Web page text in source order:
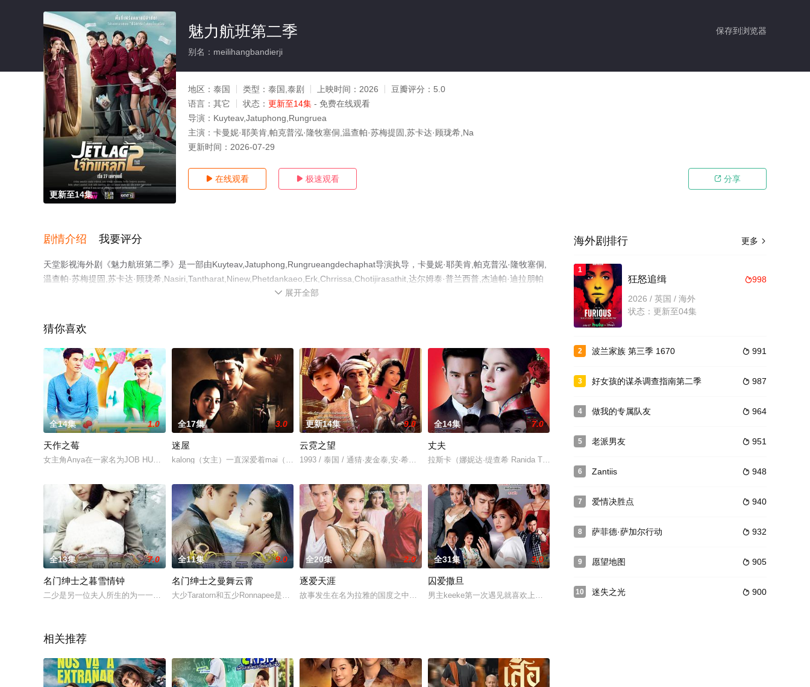
更新至14集
保存到浏览器
魅力航班第二季
别名：meilihangbandierji
地区： 泰国 类型： 泰国,泰剧 上映时间： 2026 豆瓣评分： 5.0
语言： 其它 状态： 更新至14集 - 免费在线观看
导演： Kuyteav,Jatuphong,Rungruea
主演： 卡曼妮·耶美肯,帕克普泓·隆牧塞侗,温查帕·苏梅提固,苏卡达·顾珑希,Na
更新时间： 2026-07-29
 在线观看  极速观看  分享
剧情介绍 我要评分
天堂影视海外剧《魅力航班第二季》是一部由Kuyteav,Jatuphong,Rungrueangdechaphat导演执导，卡曼妮·耶美肯,帕克普泓·隆牧塞侗,
温查帕·苏梅提固,苏卡达·顾珑希,Nasiri,Tantharat,Ninew,Phetdankaeo,Erk,Chrrissa,Chotijirasathit,达尔姆泰·普兰西普,杰迪帕·迪拉朋帕
等演员精彩演绎的泰国电视剧，手机免费观看高清未删减完整版电视剧全集就上天堂电影网，更多相关信息可移步至豆瓣电视剧、电视猫
 展开全部
猜你喜欢
全14集 1.0
天作之莓
女主角Anya在一家名为JOB HUNT的猎头公司工作，专门为各种工作寻找合适的人选，她们做的就是“人&事”配对
全17集 3.0
迷屋
kalong（女主）一直深爱着mai（new饰演），但是由于mai是一个孤儿在庙里长大，很穷，所以kalong的妈妈一直
更新14集 9.0
云霓之望
1993 / 泰国 / 通猜·麦金泰,安·希里亚姆·帕克迪杜姆朗格瑞特,Muay,Supaporn,Kumnuansilp,Jakrapun,K
全14集 7.0
丈夫
拉斯卡（娜妮达·缇查希 Ranida Techasit 饰）原本是衔着金汤匙出生的千金大小姐，然而，父亲的突然去世让
全13集 7.0
名门绅士之暮雪情钟
二少是另一位夫人所生的为一一位儿子．二少Pawornruj是外交部的公务员，前程似锦，因为是庶出所以不用跟皇家联姻。在瑞
全11集 9.0
名门绅士之曼舞云霄
大少Taratorn和五少Ronnapee是同一位母亲所生的．五少Ronnapee是位勇敢的皇家空军飞行员，信奉爱情能跨
全20集 2.0
逐爱天涯
故事发生在名为拉雅的国度之中，每年，这里都要举行护卫官竞技赛，按照惯例，王子马奇（路易斯·赫斯 Louis Hesse
全31集 3.0
囚爱撒旦
男主keeke第一次遇见就喜欢上了女主fahsa，但却因为妹妹meesa而误会了女主，后来因继母赌博和父亲瘫痪
相关推荐
更多 
海外剧排行
1
998
狂怒追缉
2026 / 英国 / 海外
状态：更新至04集
2  991
波兰家族 第三季 1670
3  987
好女孩的谋杀调查指南第二季
4  964
做我的专属队友
5  951
老派男友
6  948
Zantiis
7  940
爱情决胜点
8  932
萨菲德·萨加尔行动
9  905
愿望地图
10  900
迷失之光